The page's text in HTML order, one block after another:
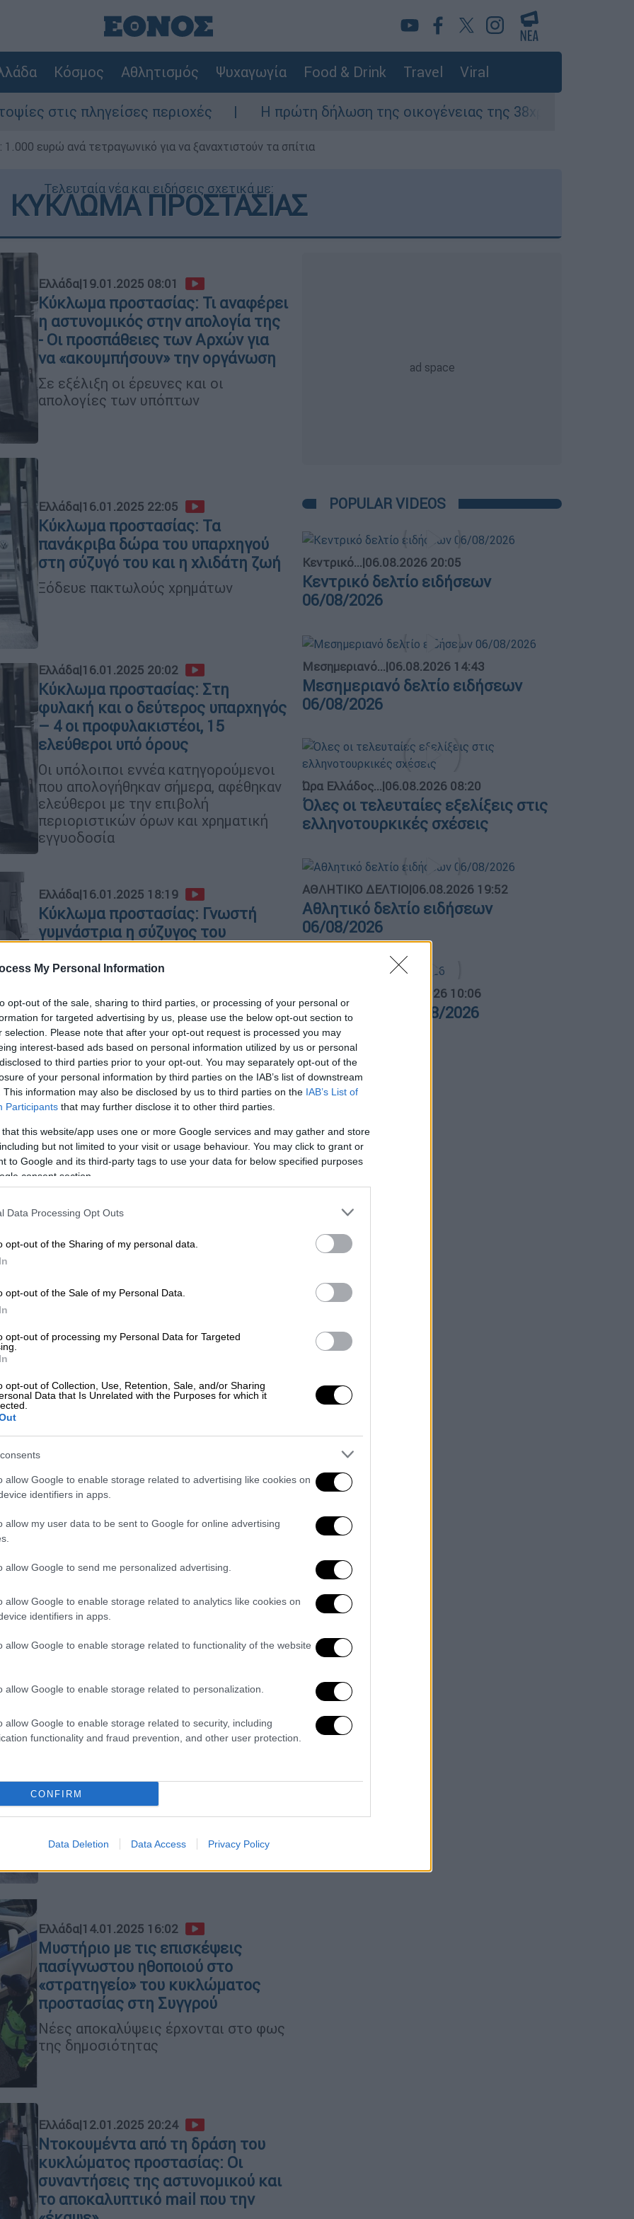
My Personal Information
opt-out of the sale, sharing to third parties, or processing of your personal or
for targeted advertising by us, please use the below opt-out section to
selection. Please note that after your opt-out request is processed you may
interest-based ads based on personal information utilized by us or personal
to third parties prior to your opt-out. You may separately opt-out of the
of your personal information by third parties on the IAB’s list of downstream
This information may also be disclosed by us to third parties on the IAB’s List of
Participants that may further disclose it to other third parties.
that this website/app uses one or more Google services and may gather and store
but not limited to your visit or usage behaviour. You may click to grant or
to Google and its third-party tags to use your data for below specified purposes
consent section.
Data Processing Opt Outs
opt-out of the Sharing of my personal data.
opt-out of the Sale of my Personal Data.
opt-out of processing my Personal Data for Targeted
opt-out of Collection, Use, Retention, Sale, and/or Sharing
Data that Is Unrelated with the Purposes for which it
allow Google to enable storage related to advertising like cookies on
identifiers in apps.
allow my user data to be sent to Google for online advertising
allow Google to send me personalized advertising.
allow Google to enable storage related to analytics like cookies on
identifiers in apps.
allow Google to enable storage related to functionality of the website
allow Google to enable storage related to personalization.
allow Google to enable storage related to security, including
functionality and fraud prevention, and other user protection.
CONFIRM
Data Deletion Data Access Privacy Policy
Κόσμος Αθλητισμός Ψυχαγωγία Food & Drink Travel Viral
περιοχές Η πρώτη δήλωση της οικογένειας της 38χρονης Βρετανίδας που
ευρώ ανά τετραγωνικό για να ξαναχτιστούν τα σπίτια
Τελευταία νέα και ειδήσεις σχετικά με:
ΚΥΚΛΩΜΑ ΠΡΟΣΤΑΣΙΑΣ
Ελλάδα|19.01.2025 08:01
Κύκλωμα προστασίας: Τι αναφέρει
η αστυνομικός στην απολογία της
- Οι προσπάθειες των Αρχών για
να «ακουμπήσουν» την οργάνωση
Σε εξέλιξη οι έρευνες και οι
απολογίες των υπόπτων
Ελλάδα|16.01.2025 22:05
Κύκλωμα προστασίας: Τα
πανάκριβα δώρα του υπαρχηγού
στη σύζυγό του και η χλιδάτη ζωή
Ξόδευε πακτωλούς χρημάτων
Ελλάδα|16.01.2025 20:02
Κύκλωμα προστασίας: Στη
φυλακή και ο δεύτερος υπαρχηγός
– 4 οι προφυλακιστέοι, 15
ελεύθεροι υπό όρους
Οι υπόλοιποι εννέα κατηγορούμενοι
που απολογήθηκαν σήμερα, αφέθηκαν
ελεύθεροι με την επιβολή
περιοριστικών όρων και χρηματική
εγγυοδοσία
Ελλάδα|16.01.2025 18:19
Κύκλωμα προστασίας: Γνωστή
γυμνάστρια η σύζυγος του
Οκτώβριο
εμπλοκή στην υπόθεση - Συνεχίζονται
οι απολογίες
Ελλάδα |16.01.2025 07:31
Στη φυλακή ο αρχηγός, ο
υπαρχηγός και η αστυνομικός του
κυκλώματος προστασίας -
Ελεύθεροι οι «λογιστές»
δικαστικής λειτουργού η
Κύκλωμα προστασίας: «Έχω χάσει
απαντά ο γνωστός ηθοποιός
«Εγώ γνώρισα έναν όμιλο
Κύκλωμα προστασίας σε οίκους
του Μίχου - Φέρεται να πλήρωνε
12χρονη
Αποκάλυψη «βόμβα» του OPEN
Ελλάδα|14.01.2025 17:51
«Σπάει» τη σιωπή του ο γνωστός
«στρατηγείο» του κυκλώματος
προστασίας - Τι υποστηρίζει
Δεν έχουν τέλος οι αποκαλύψεις που
έρχονται στο φως της δημοσιότητας
Ελλάδα|14.01.2025 16:02
Μυστήριο με τις επισκέψεις
πασίγνωστου ηθοποιού στο
«στρατηγείο» του κυκλώματος
προστασίας στη Συγγρού
Νέες αποκαλύψεις έρχονται στο φως
της δημοσιότητας
Ελλάδα|12.01.2025 20:24
Ντοκουμέντα από τη δράση του
κυκλώματος προστασίας: Οι
συναντήσεις της αστυνομικού και
το αποκαλυπτικό mail που την
POPULAR VIDEOS
Κεντρικό...|06.08.2026 20:05
Κεντρικό δελτίο ειδήσεων
06/08/2026
Μεσημεριανό...|06.08.2026 14:43
Μεσημεριανό δελτίο ειδήσεων
06/08/2026
Ώρα Ελλάδος...|06.08.2026 08:20
Όλες οι τελευταίες εξελίξεις στις
ελληνοτουρκικές σχέσεις
ΑΘΛΗΤΙΚΟ ΔΕΛΤΙΟ|06.08.2026 19:52
Αθλητικό δελτίο ειδήσεων
06/08/2026
06.08.2026 10:06
Ώρα Ελλάδος 06/08/2026